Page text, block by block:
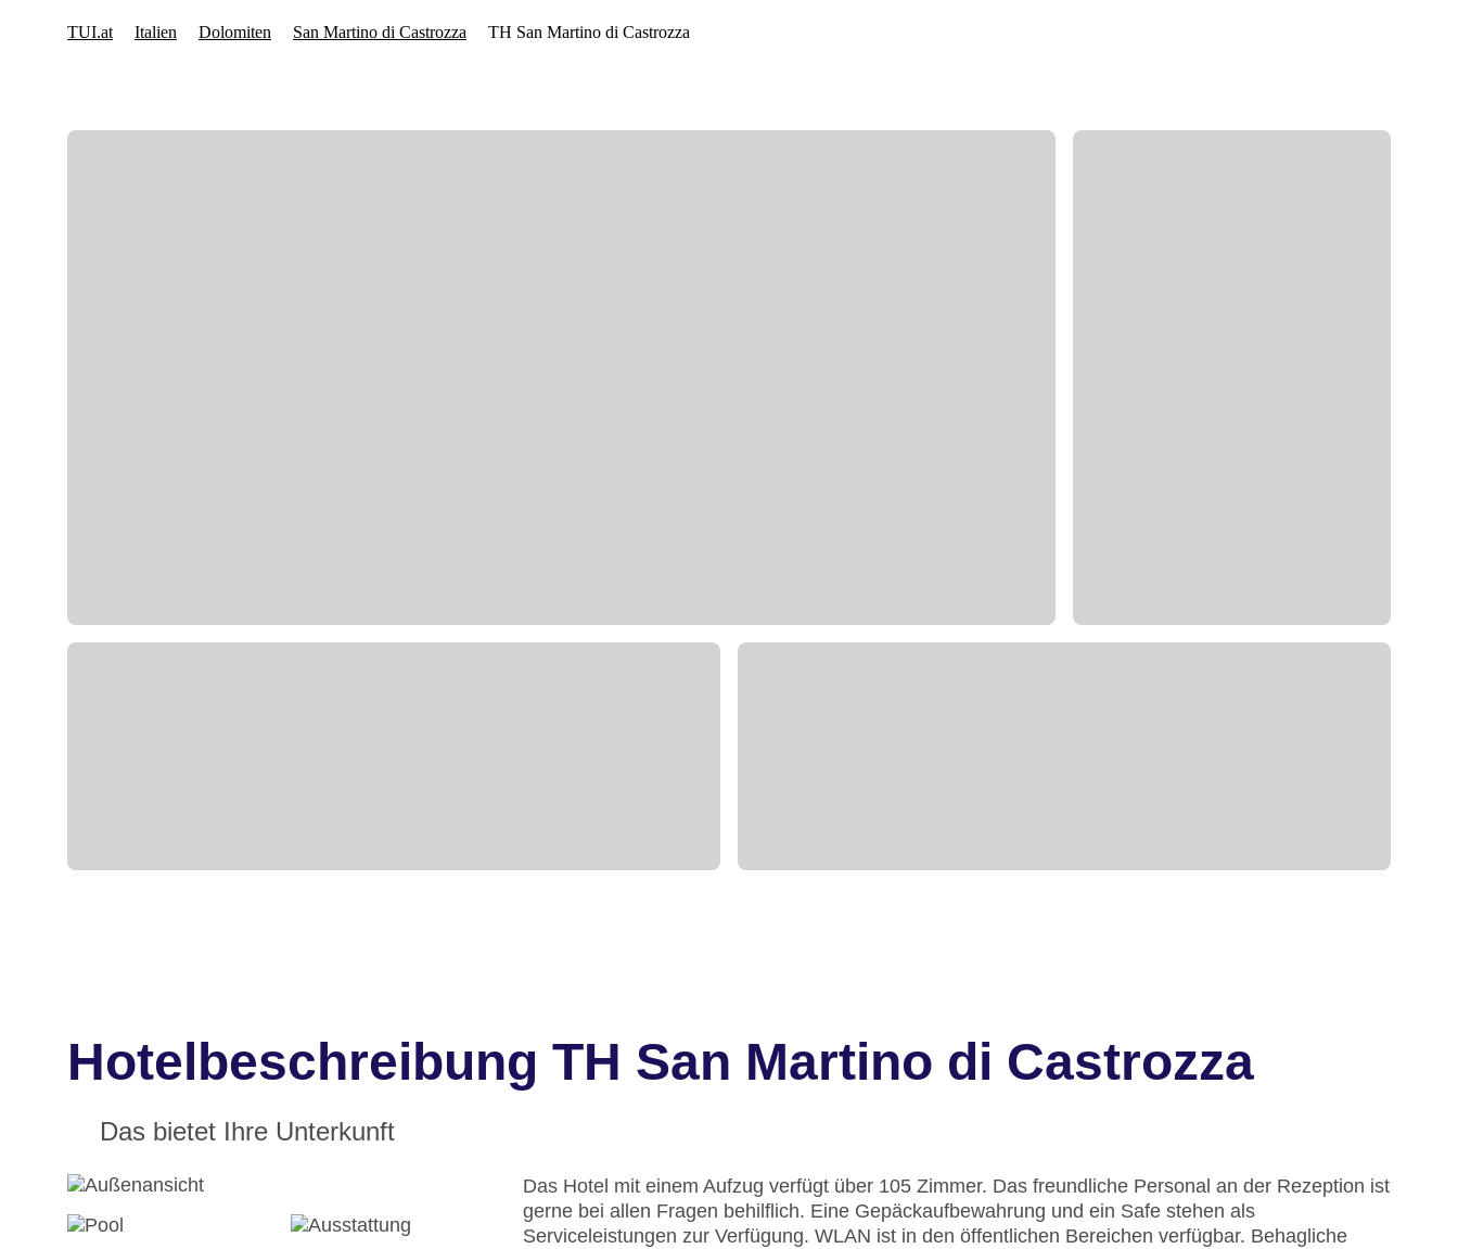
Hotelbeschreibung TH San Martino di Castrozza
Das bietet Ihre Unterkunft
Das Hotel mit einem Aufzug verfügt über 105 Zimmer. Das freundliche Personal an der Rezeption ist
gerne bei allen Fragen behilflich. Eine Gepäckaufbewahrung und ein Safe stehen als
Serviceleistungen zur Verfügung. WLAN ist in den öffentlichen Bereichen verfügbar. Behagliche